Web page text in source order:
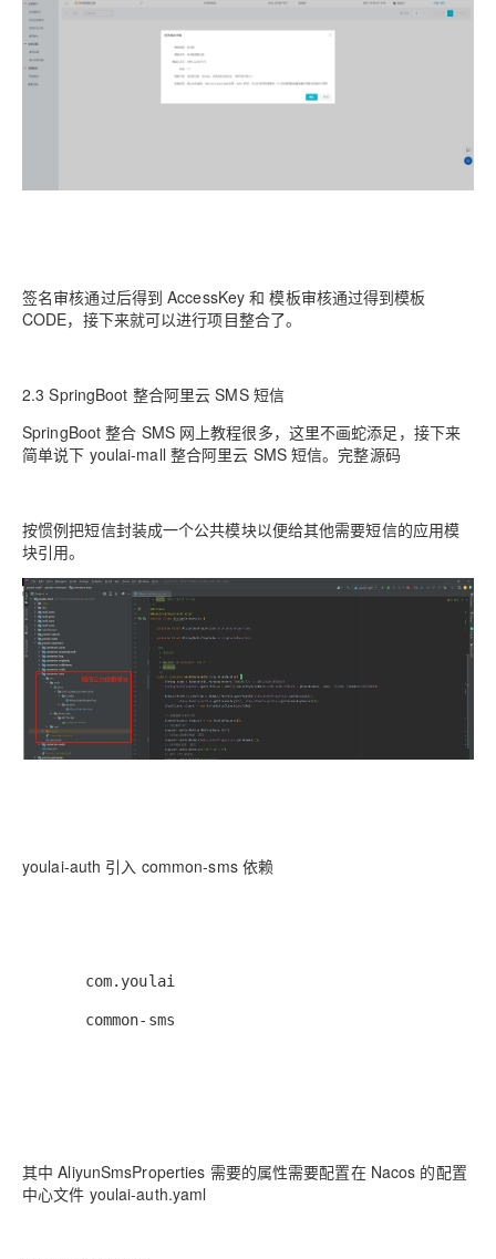
签名审核通过后得到 AccessKey 和 模板审核通过得到模板
CODE，接下来就可以进行项目整合了。
2.3 SpringBoot 整合阿里云 SMS 短信
SpringBoot 整合 SMS 网上教程很多，这里不画蛇添足，接下来
简单说下 youlai-mall 整合阿里云 SMS 短信。完整源码
按惯例把短信封装成一个公共模块以便给其他需要短信的应用模
块引用。
youlai-auth 引入 common-sms 依赖
com.youlai
common-sms
其中 AliyunSmsProperties 需要的属性需要配置在 Nacos 的配置
中心文件 youlai-auth.yaml